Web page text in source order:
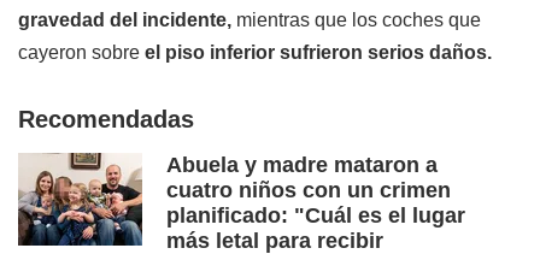
gravedad del incidente, mientras que los coches que
cayeron sobre el piso inferior sufrieron serios daños.
Recomendadas
Abuela y madre mataron a
cuatro niños con un crimen
planificado: "Cuál es el lugar
más letal para recibir